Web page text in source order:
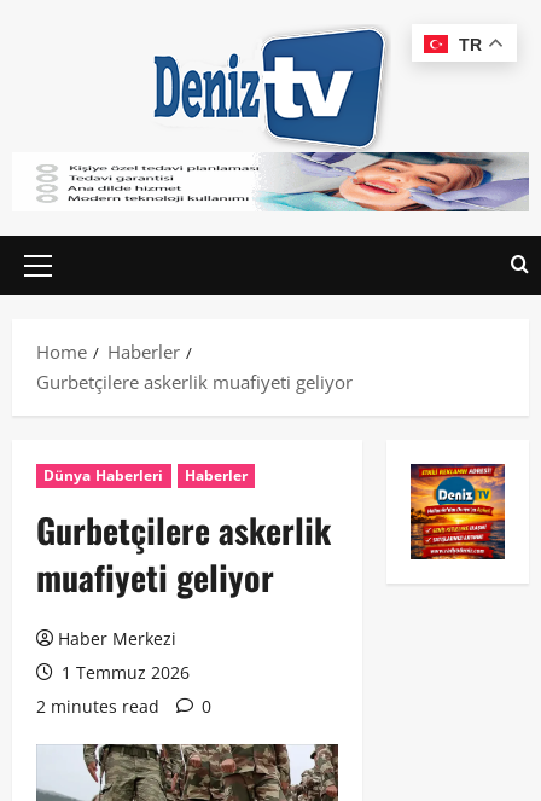
Home
Haberler
Gurbetçilere askerlik muafiyeti geliyor
Dünya Haberleri Haberler
Gurbetçilere askerlik
muafiyeti geliyor
Haber Merkezi
1 Temmuz 2026
2 minutes read
0
TR